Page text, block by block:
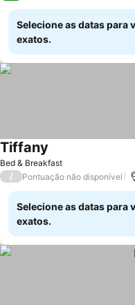
Selecione as datas para
exatos.
Bed & Breakfast
Tiffany
/ Pontuação não disponível
Selecione as datas para
exatos.